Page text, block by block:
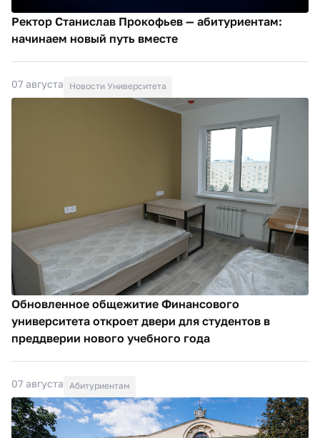
Ректор Станислав Прокофьев — абитуриентам:
начинаем новый путь вместе
07 августа Новости Университета
Обновленное общежитие Финансового
университета откроет двери для студентов в
преддверии нового учебного года
07 августа Абитуриентам